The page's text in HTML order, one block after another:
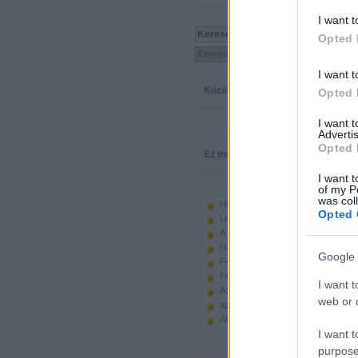
I want
Opted
I want
Opted
I want
Opted
I want
of my
was
Opted
Google
I want
web or
I want
Közösség
Ez megy
Hiányzó elemek beszerzése
Legoland Németország 2010
A kastélyok képes története
Használt legót piacról
Feltörjük a legó ugart
Fehérítsd ki!
Az Indiana Jones készletek
apró. hirdetés.
Akciók, újdonságok a polcon,